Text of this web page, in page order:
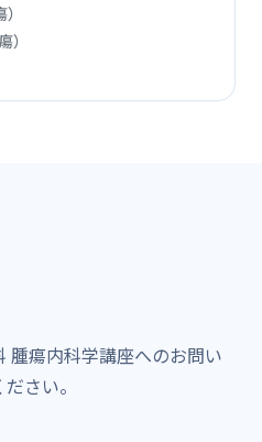
腫瘍内科学講座へのお問い
さい。